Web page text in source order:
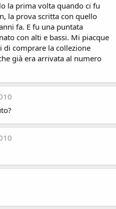
la prima volta quando ci fu
la prova scritta con quello
fa. E fu una puntata
con alti e bassi. Mi piacque
di comprare la collezione
già era arrivata al numero